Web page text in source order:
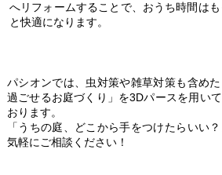
へリフォームすることで、おうち時間はも
と快適になります。
パシオンでは、虫対策や雑草対策も含め
過ごせるお庭づくり」を3Dパースを用い
おります。
「うちの庭、どこから手をつけたらいい
気軽にご相談ください！